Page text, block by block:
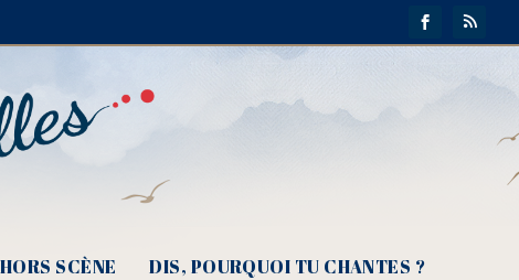
HORS SCÈNE DIS, POURQUOI TU CHANTES ?